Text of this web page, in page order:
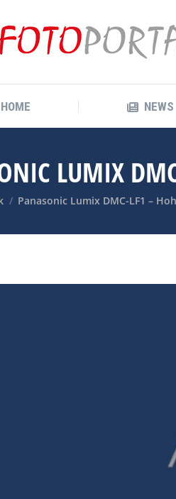
HOME NEWS
LUMIX
sich hier:
Panasonic Lumix DMC-LF1 –
HOME NEWS